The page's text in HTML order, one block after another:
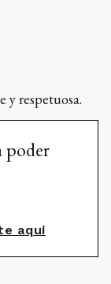
y respetuosa.
poder
aquí